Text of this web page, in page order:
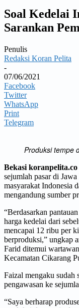
Soal Kedelai
Sarankan
Penulis
Redaksi Koran Pelita
-
07/06/2021
Facebook
Twitter
WhatsApp
Print
Telegram
Produksi tempe
Bekasi koranpelita.co
sejumlah pasar di
masyarakat Indonesia
mengandung sumber
“Berdasarkan
harga kedelai dari
mencapai 12 ribu per
berproduksi,” ungkap
Farid ditemui
Kecamatan Cikarang
Faizal mengaku sudah
pengawasan ke
“Saya berharap